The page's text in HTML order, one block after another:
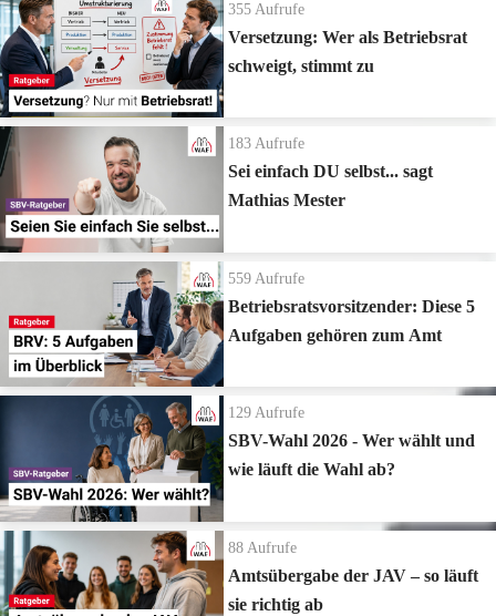
355 Aufrufe
Versetzung: Wer als Betriebsrat
schweigt, stimmt zu
183 Aufrufe
Sei einfach DU selbst... sagt
Mathias Mester
559 Aufrufe
Betriebsratsvorsitzender: Diese 5
Aufgaben gehören zum Amt
129 Aufrufe
SBV-Wahl 2026 - Wer wählt und
wie läuft die Wahl ab?
88 Aufrufe
Amtsübergabe der JAV – so läuft
sie richtig ab